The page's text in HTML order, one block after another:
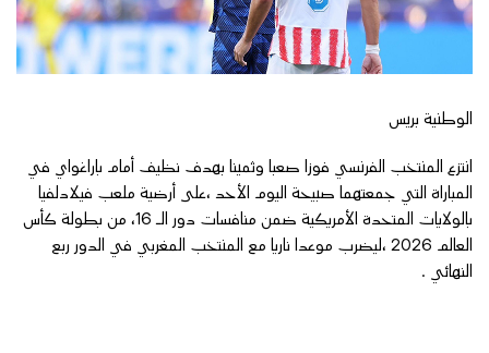
الوطنية بريس
انتزع المنتخب الفرنسي فوزا صعبا وثمينا بهدف نظيف أمام باراغواي في
المباراة التي جمعتهما صبيحة اليوم الأحد ،على أرضية ملعب فيلادلفيا
بالولايات المتحدة الأمريكية ضمن منافسات دور الـ 16، من بطولة كأس
العالم 2026 ،ليضرب موعدا ناريا مع المنتخب المغربي في الدور ربع
النهائي .